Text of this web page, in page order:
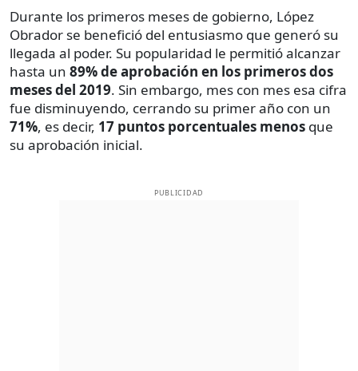
Durante los primeros meses de gobierno, López
Obrador se benefició del entusiasmo que generó su
llegada al poder. Su popularidad le permitió alcanzar
hasta un 89% de aprobación en los primeros dos
meses del 2019. Sin embargo, mes con mes esa cifra
fue disminuyendo, cerrando su primer año con un
71%, es decir, 17 puntos porcentuales menos que
su aprobación inicial.
PUBLICIDAD